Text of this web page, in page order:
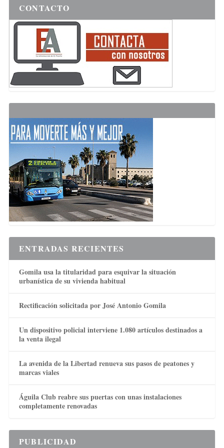
CONTACTO
ENTRADAS RECIENTES
Gomila usa la titularidad para esquivar la situación
urbanística de su vivienda habitual
Rectificación solicitada por José Antonio Gomila
Un dispositivo policial interviene 1.080 artículos destinados a
la venta ilegal
La avenida de la Libertad renueva sus pasos de peatones y
marcas viales
Águila Club reabre sus puertas con unas instalaciones
completamente renovadas
PUBLICIDAD